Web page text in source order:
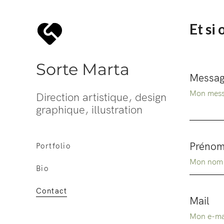
Sorte Marta
Direction artistique, design
graphique, illustration
Portfolio
Bio
Contact
Et si
Mail